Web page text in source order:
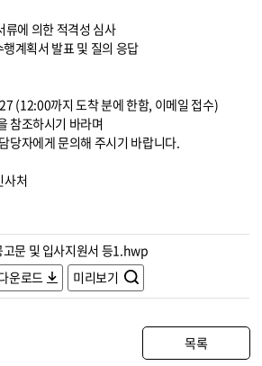
류에 의한 적격성 심사
계획서 발표 및 질의 응답
(12:00까지 도착 분에 한함, 이메일 접수)
참조하시기 바라며
당자에게 문의해 주시기 바랍니다.
사처
고문 및 입사지원서 등1.hwp
운로드
미리보기
목록